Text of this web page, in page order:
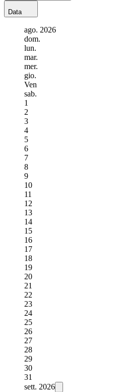
Data
ago. 2026
dom.
lun.
mar.
mer.
gio.
Ven
sab.
1
2
3
4
5
6
7
8
9
10
11
12
13
14
15
16
17
18
19
20
21
22
23
24
25
26
27
28
29
30
31
sett. 2026